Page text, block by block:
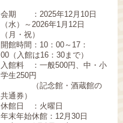
会期 ：2025年12月10日
（水）～2026年1月12日
（月・祝）
開館時間：10：00～17：
00（入館は16：30まで）
入館料 ：一般500円、中・小
学生250円
（記念館・酒蔵館の
共通券）
休館日 ：火曜日
年末年始休館：12月30日